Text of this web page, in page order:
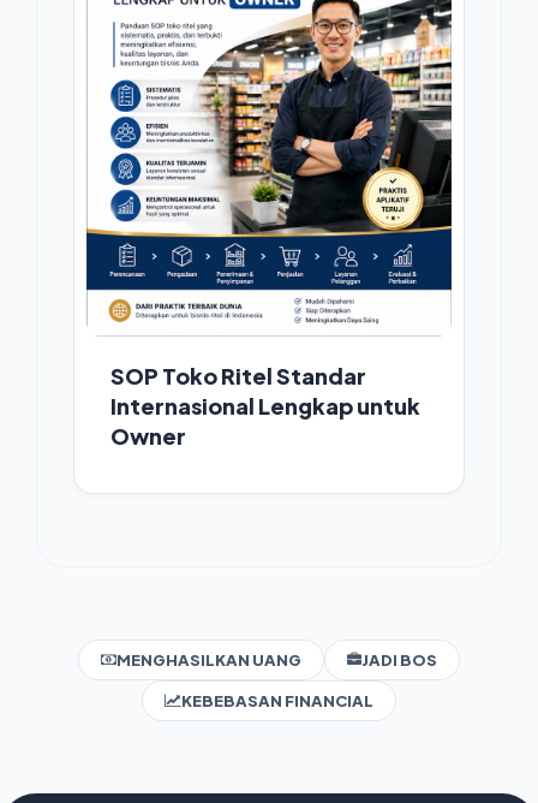
SOP Toko Ritel Standar
Internasional Lengkap untuk
Owner
MENGHASILKAN UANG JADI BOS
KEBEBASAN FINANCIAL